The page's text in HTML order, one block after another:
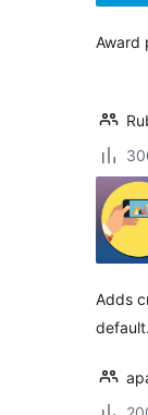
Award
Adds
default.